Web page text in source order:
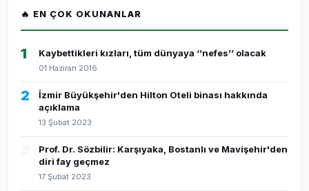
🔥 EN ÇOK OKUNANLAR
1 Kaybettikleri kızları, tüm dünyaya ‘’nefes’’ olacak
01 Haziran 2016
2
İzmir Büyükşehir'den Hilton Oteli binası hakkında
açıklama
13 Şubat 2023
Prof. Dr. Sözbilir: Karşıyaka, Bostanlı ve Mavişehir'den
diri fay geçmez
17 Şubat 2023